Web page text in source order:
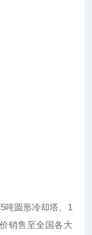
吨圆形冷却塔、1
销售至全国各大